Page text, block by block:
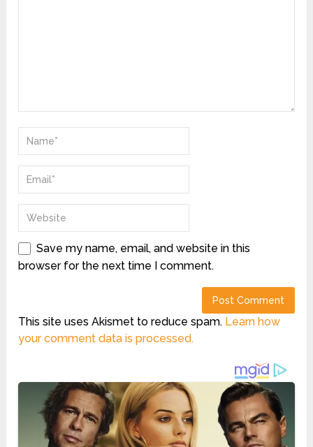
Save my name, email, and website in this
browser for the next time I comment.
This site uses Akismet to reduce spam. Learn how
your comment data is processed.